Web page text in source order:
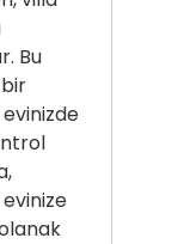
Bu